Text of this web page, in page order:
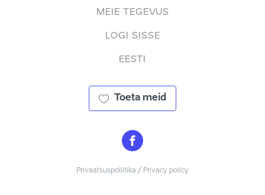
MEIE TEGEVUS
LOGI SISSE
EESTI
Toeta meid
Privaatsuspoliitika / Privacy policy